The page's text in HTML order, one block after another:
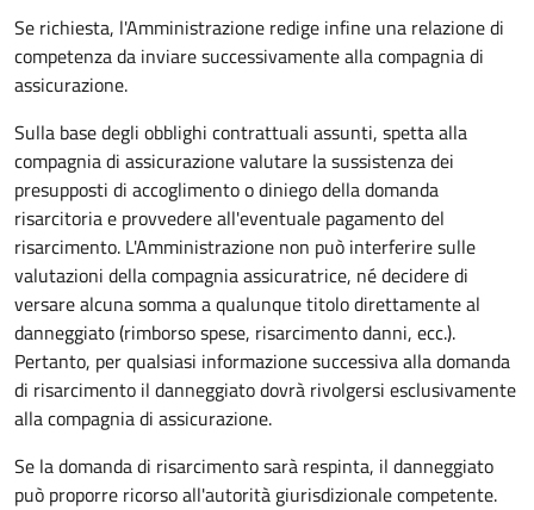
Se richiesta, l'Amministrazione redige infine una relazione di
competenza da inviare successivamente alla compagnia di
assicurazione.
Sulla base degli obblighi contrattuali assunti, spetta alla
compagnia di assicurazione valutare la sussistenza dei
presupposti di accoglimento o diniego della domanda
risarcitoria e provvedere all'eventuale pagamento del
risarcimento. L'Amministrazione non può interferire sulle
valutazioni della compagnia assicuratrice, né decidere di
versare alcuna somma a qualunque titolo direttamente al
danneggiato (rimborso spese, risarcimento danni, ecc.).
Pertanto, per qualsiasi informazione successiva alla domanda
di risarcimento il danneggiato dovrà rivolgersi esclusivamente
alla compagnia di assicurazione.
Se la domanda di risarcimento sarà respinta, il danneggiato
può proporre ricorso all'autorità giurisdizionale competente.